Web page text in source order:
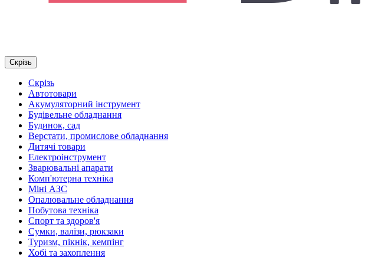
Скрізь
Скрізь
Автотовари
Акумуляторний інструмент
Будівельне обладнання
Будинок, сад
Верстати, промислове обладнання
Дитячі товари
Електроінструмент
Зварювальні апарати
Комп'ютерна техніка
Міні АЗС
Опалювальне обладнання
Побутова техніка
Спорт та здоров'я
Сумки, валізи, рюкзаки
Туризм, пікнік, кемпінг
Хобі та захоплення